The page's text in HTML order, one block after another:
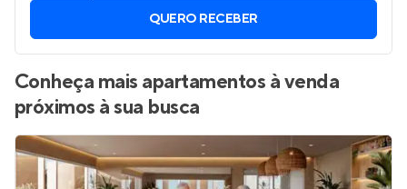
QUERO RECEBER
Conheça mais apartamentos à venda
próximos à sua busca